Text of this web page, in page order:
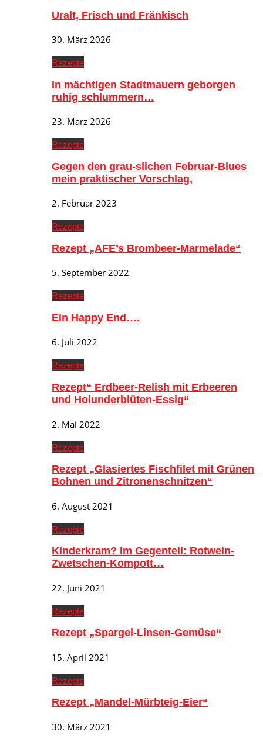
Uralt, Frisch und Fränkisch
30. März 2026
Rezepte
In mächtigen Stadtmauern geborgen
ruhig schlummern…
23. März 2026
Rezepte
Gegen den grau-slichen Februar-Blues
mein praktischer Vorschlag,
2. Februar 2023
Rezepte
Rezept „AFE’s Brombeer-Marmelade“
5. September 2022
Rezepte
Ein Happy End….
6. Juli 2022
Rezepte
Rezept“ Erdbeer-Relish mit Erbeeren
und Holunderblüten-Essig“
2. Mai 2022
Rezepte
Rezept „Glasiertes Fischfilet mit Grünen
Bohnen und Zitronenschnitzen“
6. August 2021
Rezepte
Kinderkram? Im Gegenteil: Rotwein-
Zwetschen-Kompott…
22. Juni 2021
Rezepte
Rezept „Spargel-Linsen-Gemüse“
15. April 2021
Rezepte
Rezept „Mandel-Mürbteig-Eier“
30. März 2021